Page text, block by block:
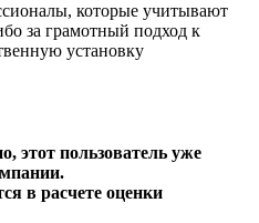
которые учитывают
за грамотный подход к
установку
этот пользователь уже
в расчете оценки